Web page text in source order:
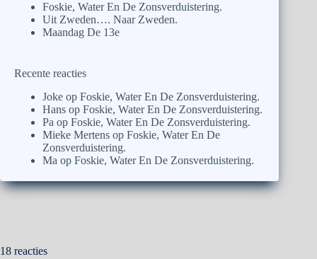
Foskie, Water En De Zonsverduistering.
Uit Zweden…. Naar Zweden.
Maandag De 13e
Recente reacties
Joke op Foskie, Water En De Zonsverduistering.
Hans op Foskie, Water En De Zonsverduistering.
Pa op Foskie, Water En De Zonsverduistering.
Mieke Mertens op Foskie, Water En De
Zonsverduistering.
Ma op Foskie, Water En De Zonsverduistering.
18 reacties